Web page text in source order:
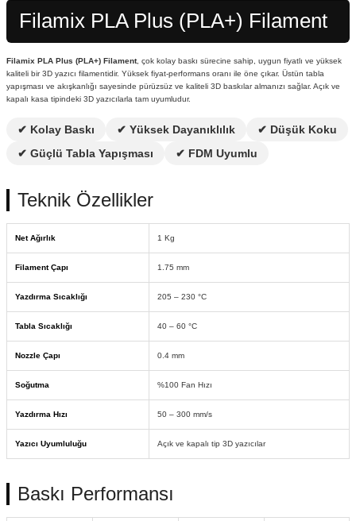
Filamix PLA Plus (PLA+) Filament
Filamix PLA Plus (PLA+) Filament, çok kolay baskı sürecine sahip, uygun fiyatlı ve yüksek
kaliteli bir 3D yazıcı filamentidir. Yüksek fiyat-performans oranı ile öne çıkar. Üstün tabla
yapışması ve akışkanlığı sayesinde pürüzsüz ve kaliteli 3D baskılar almanızı sağlar. Açık ve
kapalı kasa tipindeki 3D yazıcılarla tam uyumludur.
✔ Kolay Baskı ✔ Yüksek Dayanıklılık
✔ Düşük Koku
✔ Güçlü Tabla Yapışması
✔ FDM Uyumlu
Teknik Özellikler
Net Ağırlık 1 Kg
Filament Çapı 1.75 mm
Yazdırma Sıcaklığı 205 – 230 °C
Tabla Sıcaklığı 40 – 60 °C
Nozzle Çapı 0.4 mm
Soğutma %100 Fan Hızı
Yazdırma Hızı 50 – 300 mm/s
Yazıcı Uyumluluğu Açık ve kapalı tip 3D yazıcılar
Baskı Performansı